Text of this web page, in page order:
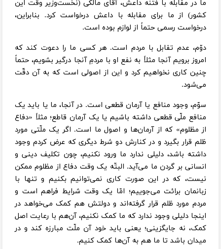
ما در مقابله با فتنه داعش، آقای مالکی (نخست‌وزیر وقت این
کشور) از ما برای مقابله با داعش درخواست کرد. بنابراین،
درخواست رسمی حتماً از لوازم بوده است.
دوّم، عدم تقابل با مردم است. هر کسی ما را دعوت کند که
امروز برویم آنجا مثلاً به نفع او با مردمِ آنجا درگیر بشویم، حتماً
چنین کاری نخواهیم کرد و این از اصولی است که به آن دقّت
می‌شود.
سوّم، وجود منافع یا آرمان قطعی است. در آنجا، ما یا باید یک
منافع ملّی قطعی داشته باشیم یا یک آرمان قاطع؛ مثلاً «دفاع
از مظلوم» که از آرمان‌ها و اصول ما است. اگر یک ملّتی مورد
ظلم قرار بگیرد و در کنارش دو شرط دیگری که عرض کردم وجود
داشته باشد، دلیلی ندارد ما ورود نکنیم، چون تکلیف دینی و
انسانی بر گردن ما می‌آید. البتّه یک وقت دفاع از مظلوم ممکن
نیست، که در این صورت کاری نمی‌توانیم بکنیم و تنها با
زبانمان برائت می‌جوییم؛ امّا یک وقت شرایط فراهم است و
مردم مورد ظلم قرار گرفته‌اند و دولتش هم کمک می‌خواهد در
اینجا دلیلی وجود ندارد که ما کمک نکنیم، آن‌هم با رعایت اصل
کمک، نه جایگزینی؛ یعنی باید خود آن ملّت مبارزه کند و در
میدان باشد تا ما هم به آن‌ها کمک کنیم.